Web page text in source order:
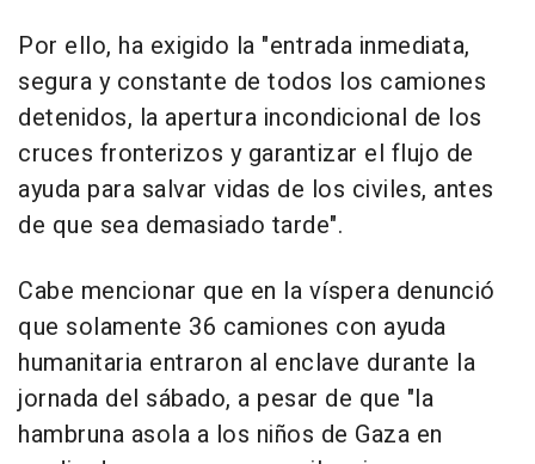
Por ello, ha exigido la "entrada inmediata,
segura y constante de todos los camiones
detenidos, la apertura incondicional de los
cruces fronterizos y garantizar el flujo de
ayuda para salvar vidas de los civiles, antes
de que sea demasiado tarde".
Cabe mencionar que en la víspera denunció
que solamente 36 camiones con ayuda
humanitaria entraron al enclave durante la
jornada del sábado, a pesar de que "la
hambruna asola a los niños de Gaza en